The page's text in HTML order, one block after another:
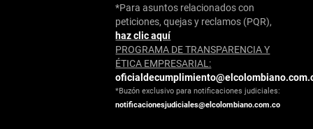
*Para asuntos relacionados con
peticiones, quejas y reclamos (PQR),
haz clic aquí
PROGRAMA DE TRANSPARENCIA Y
ÉTICA EMPRESARIAL:
*Buzón exclusivo para notificaciones judiciales:
notificacionesjudiciales@elcolombiano.com.co